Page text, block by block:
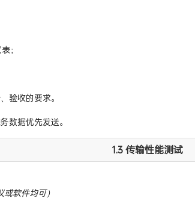
；
验收的要求。
数据优先发送。
1.3 传输性能测试
软件均可）